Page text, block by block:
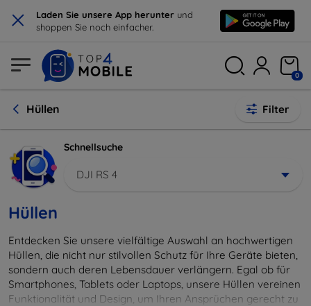
× Laden Sie unsere App herunter und
shoppen Sie noch einfacher.
0
Hüllen Filter
Schnellsuche
DJI RS 4
Hüllen
Entdecken Sie unsere vielfältige Auswahl an hochwertigen
Hüllen, die nicht nur stilvollen Schutz für Ihre Geräte bieten,
sondern auch deren Lebensdauer verlängern. Egal ob für
Smartphones, Tablets oder Laptops, unsere Hüllen vereinen
Funktionalität und Design, um Ihren Ansprüchen gerecht zu